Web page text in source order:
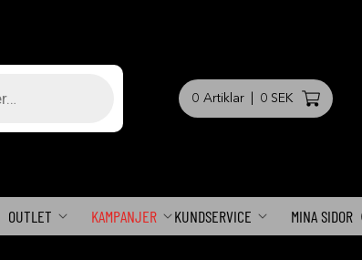
0 Artiklar 0 SEK
OUTLET KAMPANJER KUNDSERVICE MINA SIDOR